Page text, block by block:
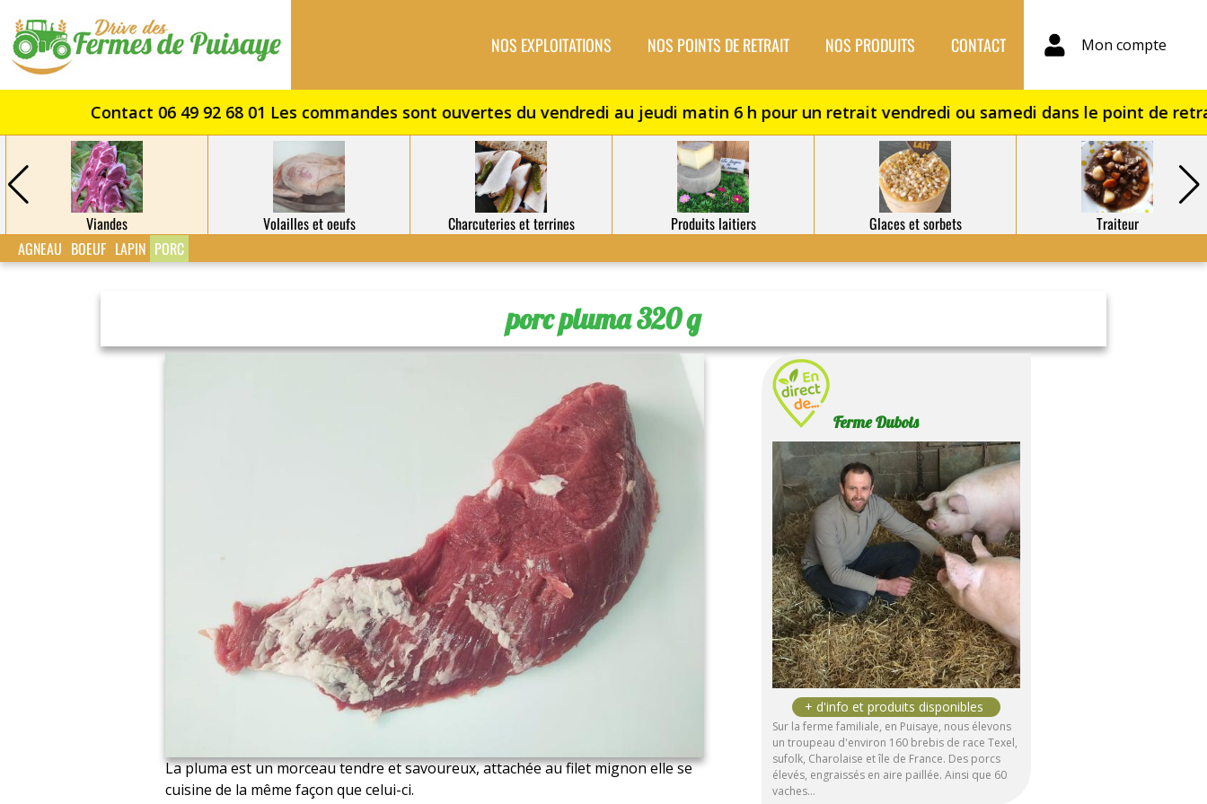
NOS EXPLOITATIONS NOS POINTS DE RETRAIT NOS PRODUITS CONTACT Mon compte
Viandes Volailles et oeufs Charcuteries et terrines Produits laitiers Glaces et sorbets
Traiteur
AGNEAU BOEUF LAPIN PORC
porc pluma 320 g
La pluma est un morceau tendre et savoureux, attachée au filet mignon elle se
cuisine de la même façon que celui-ci.
Ferme Dubois
Sur la ferme familiale, en Puisaye, nous élevons
un troupeau d'environ 160 brebis de race Texel,
sufolk, Charolaise et île de France. Des porcs
élevés, engraissés en aire paillée. Ainsi que 60
vaches…